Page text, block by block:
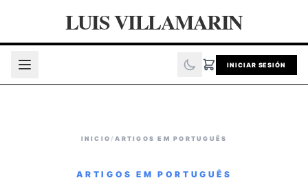
LUIS VILLAMARIN
INICIAR SESIÓN
INICIO /ARTIGOS EM PORTUGUÊS
ARTIGOS EM PORTUGUÊS